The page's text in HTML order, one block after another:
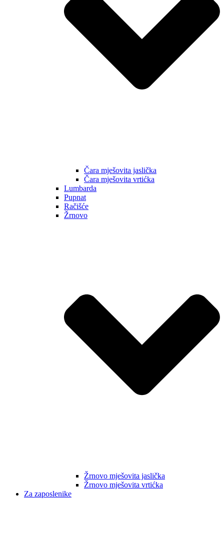
Čara mješovita jaslička
Čara mješovita vrtićka
Lumbarda
Pupnat
Račišće
Žrnovo
Žrnovo mješovita jaslička
Žrnovo mješovita vrtićka
Za zaposlenike